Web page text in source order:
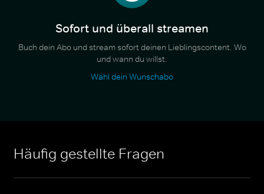
Sofort und überall streamen
Buch dein Abo und stream sofort deinen Lieblingscontent. Wo
und wann du willst.
Wähl dein Wunschabo
Häufig gestellte Fragen